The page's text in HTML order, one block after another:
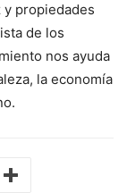
y propiedades
de los
nos ayuda
la economía